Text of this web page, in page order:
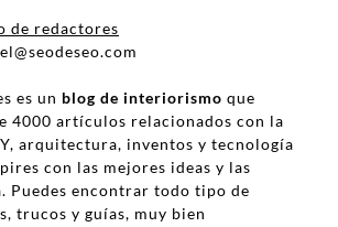
de redactores
es un blog de interiorismo que
4000 artículos relacionados con la
arquitectura, inventos y tecnología
con las mejores ideas y las
Puedes encontrar todo tipo de
trucos y guías, muy bien